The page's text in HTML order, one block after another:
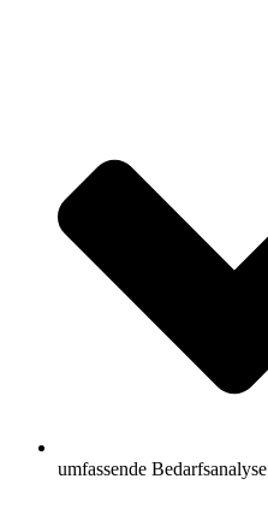
umfassende Bedarfsanalyse